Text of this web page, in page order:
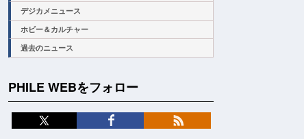
デジカメニュース
ホビー＆カルチャー
過去のニュース
PHILE WEBをフォロー